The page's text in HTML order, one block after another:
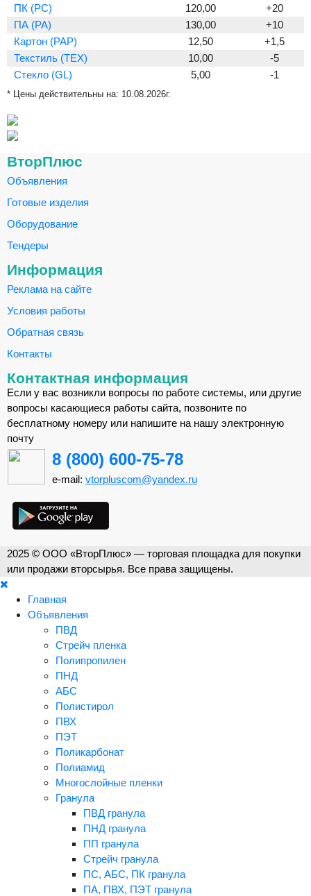
ПК (PC)
120,00
+20
ПА (PA)
130,00
+10
Картон (PAP)
12,50
+1,5
Текстиль (TEX)
10,00
-5
Стекло (GL)
5,00 -1
* Цены действительны на: 10.08.2026г.
ВторПлюс
Объявления
Готовые изделия
Оборудование
Тендеры
Информация
Реклама на сайте
Условия работы
Обратная связь
Контакты
Контактная информация
Если у вас возникли вопросы по работе системы, или другие
вопросы касающиеся работы сайта, позвоните по
бесплатному номеру или напишите на нашу электронную
почту
8 (800) 600-75-78
e-mail: vtorpluscom@yandex.ru
2025 © ООО «ВторПлюс» — торговая площадка для покупки
или продажи вторсырья. Все права защищены.
Главная
Объявления
ПВД
Стрейч пленка
Полипропилен
ПНД
АБС
Полистирол
ПВХ
ПЭТ
Поликарбонат
Полиамид
Многослойные пленки
Гранула
ПВД гранула
ПНД гранула
ПП гранула
Стрейч гранула
ПС, АБС, ПК гранула
ПА, ПВХ, ПЭТ гранула